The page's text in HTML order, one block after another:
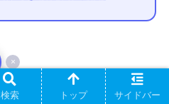
×
検索 トップ サイドバー